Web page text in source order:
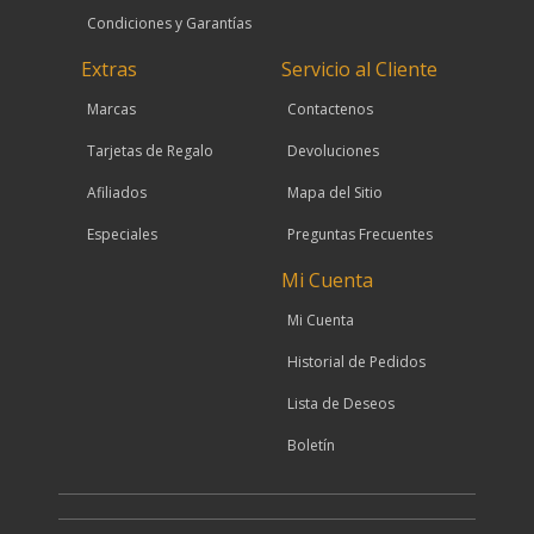
Condiciones y Garantías
Servicio al Cliente
Contactenos
Devoluciones
Mapa del Sitio
Preguntas Frecuentes
Extras
Marcas
Tarjetas de Regalo
Afiliados
Especiales
Mi Cuenta
Mi Cuenta
Historial de Pedidos
Lista de Deseos
Boletín